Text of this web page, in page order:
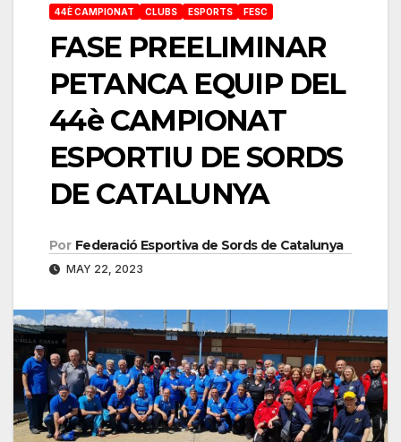
44È CAMPIONAT CLUBS ESPORTS FESC
FASE PREELIMINAR
PETANCA EQUIP DEL
44è CAMPIONAT
ESPORTIU DE SORDS
DE CATALUNYA
Por Federació Esportiva de Sords de Catalunya
MAY 22, 2023